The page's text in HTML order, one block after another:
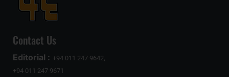
Contact Us
Editorial : +94 011 247 9642,
+94 011 247 9671